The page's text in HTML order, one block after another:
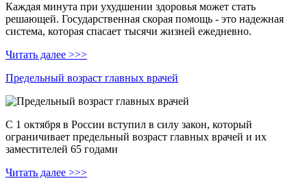
Каждая минута при ухудшении здоровья может стать
решающей. Государственная скорая помощь - это надежная
система, которая спасает тысячи жизней ежедневно.
Читать далее >>>
Предельный возраст главных врачей
С 1 октября в России вступил в силу закон, который
ограничивает предельный возраст главных врачей и их
заместителей 65 годами
Читать далее >>>